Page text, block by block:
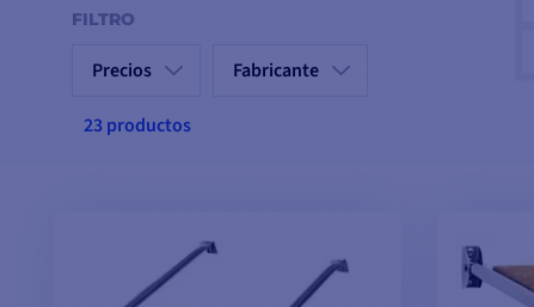
FILTRO
Precios Fabricante
23 productos